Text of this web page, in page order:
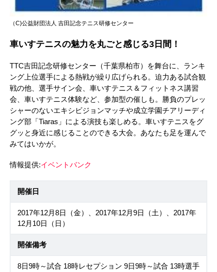
（C)公益財団法人 吉田記念テニス研修センター
車いすテニスの魅力を丸ごと感じる3日間！
TTC吉田記念研修センター（千葉県柏市）を舞台に、ランキ
ング上位選手による熱戦が繰り広げられる。迫力ある試合観
戦の他、選手サイン会、車いすテニス＆フィットネス講習
会、車いすテニス体験など、参加型の催しも。勝負のプレッ
シャーのないエキシビジョンマッチや成立学園チアリーディ
ング部「Tiaras」による演技も楽しめる。車いすテニスをグ
グッと身近に感じることのできる大会。あなたも足を運んで
みてはいかが。
情報提供:イベントバンク
開催日
2017年12月8日（金）、2017年12月9日（土）、2017年
12月10日（日）
開催備考
8日9時～試合 18時レセプション 9日9時～試合 13時選手